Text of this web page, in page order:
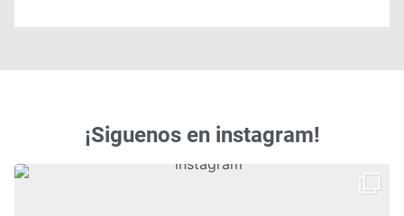
¡Siguenos en instagram!